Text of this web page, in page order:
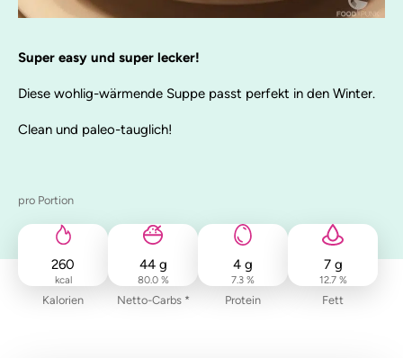
Super easy und super lecker!
Diese wohlig-wärmende Suppe passt perfekt in den Winter.
Clean und paleo-tauglich!
pro Portion
260
kcal
Kalorien
44 g
80.0 %
Netto-Carbs *
4 g
7.3 %
Protein
7 g
12.7 %
Fett